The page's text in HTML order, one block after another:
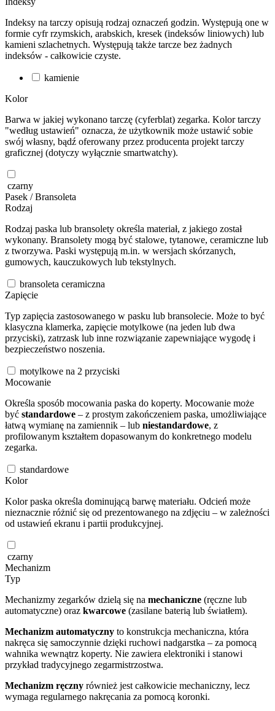
Indeksy na tarczy opisują rodzaj oznaczeń godzin. Występują one w
formie cyfr rzymskich, arabskich, kresek (indeksów liniowych) lub
kamieni szlachetnych. Występują także tarcze bez żadnych
indeksów - całkowicie czyste.
kamienie
Kolor
Barwa w jakiej wykonano tarczę (cyferblat) zegarka. Kolor tarczy
"według ustawień" oznacza, że użytkownik może ustawić sobie
swój własny, bądź oferowany przez producenta projekt tarczy
graficznej (dotyczy wyłącznie smartwatchy).
czarny
Pasek / Bransoleta
Rodzaj
Rodzaj paska lub bransolety określa materiał, z jakiego został
wykonany. Bransolety mogą być stalowe, tytanowe, ceramiczne lub
z tworzywa. Paski występują m.in. w wersjach skórzanych,
gumowych, kauczukowych lub tekstylnych.
bransoleta ceramiczna
Zapięcie
Typ zapięcia zastosowanego w pasku lub bransolecie. Może to być
klasyczna klamerka, zapięcie motylkowe (na jeden lub dwa
przyciski), zatrzask lub inne rozwiązanie zapewniające wygodę i
bezpieczeństwo noszenia.
motylkowe na 2 przyciski
Mocowanie
Określa sposób mocowania paska do koperty. Mocowanie może
być standardowe – z prostym zakończeniem paska, umożliwiające
łatwą wymianę na zamiennik – lub niestandardowe, z
profilowanym kształtem dopasowanym do konkretnego modelu
zegarka.
standardowe
Kolor
Kolor paska określa dominującą barwę materiału. Odcień może
nieznacznie różnić się od prezentowanego na zdjęciu – w zależności
od ustawień ekranu i partii produkcyjnej.
czarny
Mechanizm
Typ
Mechanizmy zegarków dzielą się na mechaniczne (ręczne lub
automatyczne) oraz kwarcowe (zasilane baterią lub światłem).
Mechanizm automatyczny to konstrukcja mechaniczna, która
nakręca się samoczynnie dzięki ruchowi nadgarstka – za pomocą
wahnika wewnątrz koperty. Nie zawiera elektroniki i stanowi
przykład tradycyjnego zegarmistrzostwa.
Mechanizm ręczny również jest całkowicie mechaniczny, lecz
wymaga regularnego nakręcania za pomocą koronki.